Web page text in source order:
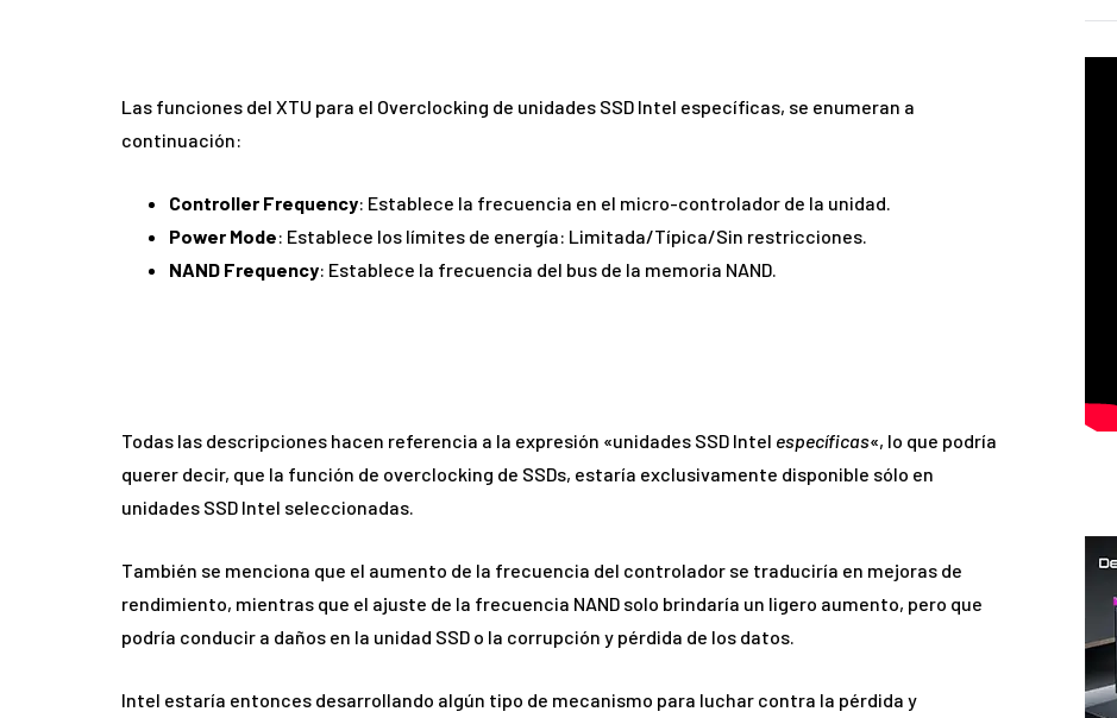
Las funciones del XTU para el Overclocking de unidades SSD Intel específicas, se enumeran a
continuación:
Controller Frequency: Establece la frecuencia en el micro-controlador de la unidad.
Power Mode: Establece los límites de energía: Limitada/Típica/Sin restricciones.
NAND Frequency: Establece la frecuencia del bus de la memoria NAND.
Todas las descripciones hacen referencia a la expresión «unidades SSD Intel específicas«, lo que podría
querer decir, que la función de overclocking de SSDs, estaría exclusivamente disponible sólo en
unidades SSD Intel seleccionadas.
También se menciona que el aumento de la frecuencia del controlador se traduciría en mejoras de
rendimiento, mientras que el ajuste de la frecuencia NAND solo brindaría un ligero aumento, pero que
podría conducir a daños en la unidad SSD o la corrupción y pérdida de los datos.
Intel estaría entonces desarrollando algún tipo de mecanismo para luchar contra la pérdida y